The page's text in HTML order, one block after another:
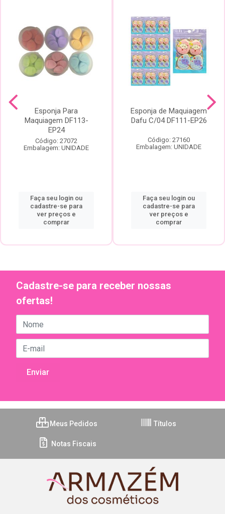
Esponja Para
Maquiagem DF113-
EP24
Código: 27072
Embalagem: UNIDADE
Faça seu login ou
cadastre-se para
ver preços e
comprar
Esponja de Maquiagem
Dafu C/04 DF111-EP26
Código: 27160
Embalagem: UNIDADE
Faça seu login ou
cadastre-se para
ver preços e
comprar
Cadastre-se para receber nossas
ofertas!
Meus Pedidos Títulos
Notas Fiscais